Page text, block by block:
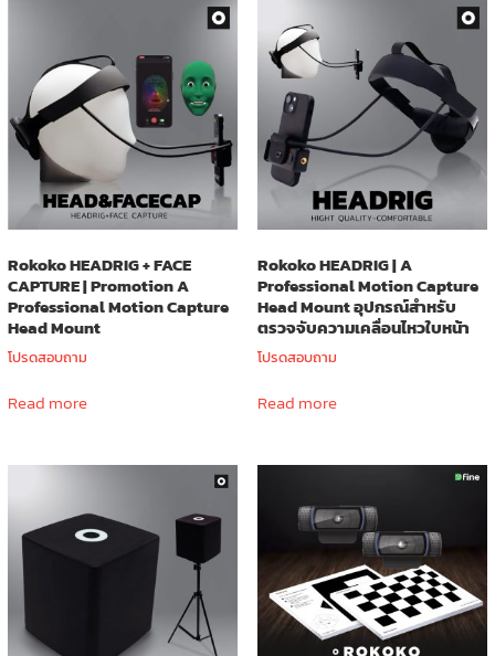
Rokoko HEADRIG + FACE
CAPTURE | Promotion A
Professional Motion Capture
Head Mount
โปรดสอบถาม
Read more
Rokoko HEADRIG | A
Professional Motion Capture
Head Mount อุปกรณ์สำหรับ
ตรวจจับความเคลื่อนไหวใบหน้า
โปรดสอบถาม
Read more